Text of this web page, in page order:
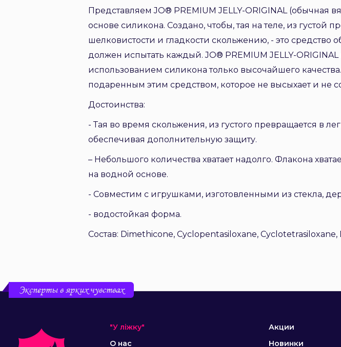
Представляем JO® PREMIUM JELLY-ORIGINAL (обычная
основе силикона. Создано, чтобы, тая на теле, из густой
шелковистости и гладкости скольжению, - это
должен испытать каждый. JO® PREMIUM JELLY-
использованием силикона только высочайшего
подаренным этим средством, которое не высыхает и не
Достоинства:
- Тая во время скольжения, из густого превращается в
обеспечивая дополнительную защиту.
– Небольшого количества хватает надолго. Флакона
на водной основе.
- Совместим с игрушками, изготовленными из стекла,
- водостойкая форма.
Состав: Dimethicone, Cyclopentasiloxane,
Эксперты в ярких чувствах
"У ліжку"
О нас
Акции
Новинки